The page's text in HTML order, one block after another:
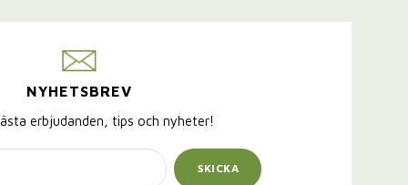
NYHETSBREV
erbjudanden, tips och nyheter!
SKICKA